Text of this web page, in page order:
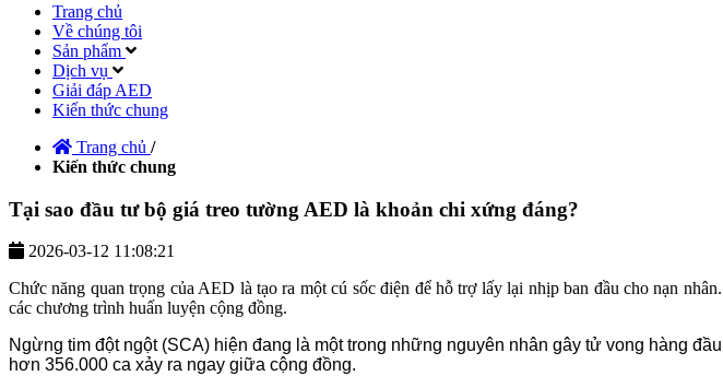
Trang chủ
Về chúng tôi
Sản phẩm
Dịch vụ
Giải đáp AED
Kiến thức chung
Trang chủ /
Kiến thức chung
Tại sao đầu tư bộ giá treo tường AED là khoản chi xứng đáng?
2026-03-12 11:08:21
Chức năng quan trọng của AED là tạo ra một cú sốc điện để hỗ trợ lấy lại nhịp ban đầu cho nạn
các chương trình huấn luyện cộng đồng.
Ngừng tim đột ngột (SCA) hiện đang là một trong những nguyên nhân gây tử vong hàng
hơn 356.000 ca xảy ra ngay giữa cộng đồng.